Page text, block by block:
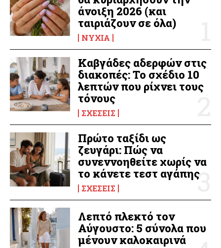
άνοιξη 2026 (και
ταιριάζουν σε όλα)
ΝΎΧΙΑ
Καβγάδες αδερφών στις
διακοπές: Το σχέδιο 10
λεπτών που ρίχνει τους
τόνους
ΣΧΈΣΕΙΣ
Πρώτο ταξίδι ως
ζευγάρι: Πώς να
συνεννοηθείτε χωρίς να
το κάνετε τεστ αγάπης
ΣΧΈΣΕΙΣ
Λεπτό πλεκτό τον
Αύγουστο: 5 σύνολα που
μένουν καλοκαιρινά